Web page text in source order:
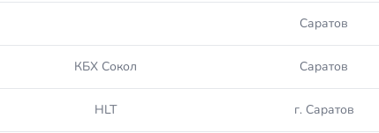
Саратов
КБХ Сокол Саратов
HLT г. Саратов